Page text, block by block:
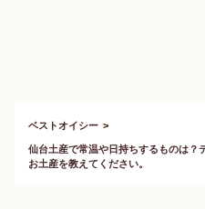
ベストオイシー
仙台土産で常温や日持ちするものは？
お土産を教えてください。